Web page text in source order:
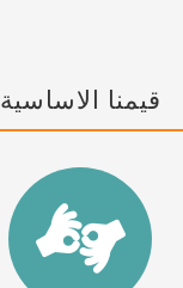
قيمنا الاساسية